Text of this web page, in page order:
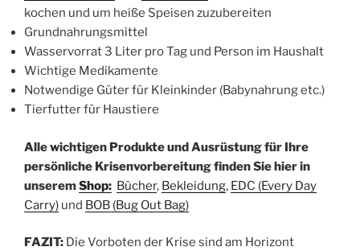
kochen und um heiße Speisen zuzubereiten
Grundnahrungsmittel
Wasservorrat 3 Liter pro Tag und Person im Haushalt
Wichtige Medikamente
Notwendige Güter für Kleinkinder (Babynahrung etc.)
Tierfutter für Haustiere
Alle wichtigen Produkte und Ausrüstung für Ihre
persönliche Krisenvorbereitung finden Sie hier in
unseremShop: Bücher, Bekleidung, EDC (Every Day
Carry) und BOB (Bug Out Bag)
FAZIT: Die Vorboten der Krise sind am Horizont